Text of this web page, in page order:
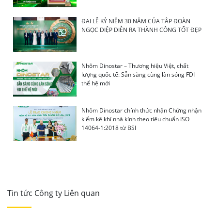
ĐẠI LỄ KỶ NIỆM 30 NĂM CỦA TẬP ĐOÀN
NGỌC DIỆP DIỄN RA THÀNH CÔNG TỐT ĐẸP
Nhôm Dinostar – Thương hiệu Việt, chất
lượng quốc tế: Sẵn sàng cùng làn sóng FDI
thế hệ mới
Nhôm Dinostar chính thức nhận Chứng nhận
kiểm kê khí nhà kính theo tiêu chuẩn ISO
14064-1:2018 từ BSI
Tin tức Công ty Liên quan